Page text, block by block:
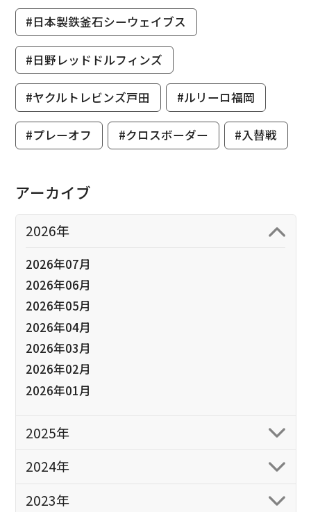
#日本製鉄釜石シーウェイブス
#日野レッドドルフィンズ
#ヤクルトレビンズ戸田 #ルリーロ福岡
#プレーオフ #クロスボーダー #入替戦
アーカイブ
2026年
2026年07月
2026年06月
2026年05月
2026年04月
2026年03月
2026年02月
2026年01月
2025年
2024年
2023年